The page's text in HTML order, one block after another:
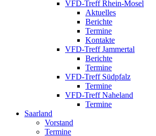
VFD-Treff Rhein-Mosel
Aktuelles
Berichte
Termine
Kontakte
VFD-Treff Jammertal
Berichte
Termine
VFD-Treff Südpfalz
Termine
VFD-Treff Naheland
Termine
Saarland
Vorstand
Termine